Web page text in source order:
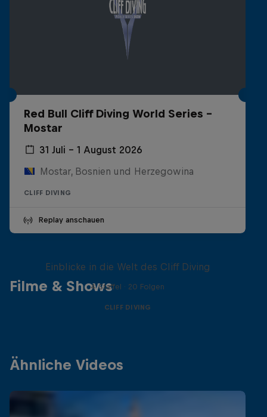
Red Bull Cliff Diving World Series -
Mostar
31 Juli – 1 August 2026
Mostar, Bosnien und Herzegowina
CLIFF DIVING
Replay anschauen
Filme & Shows
Einblicke in die Welt des Cliff Diving
4 Staffel · 20 Folgen
CLIFF DIVING
Ähnliche Videos